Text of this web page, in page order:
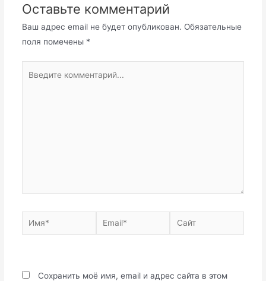
Оставьте комментарий
Ваш адрес email не будет опубликован. Обязательные
поля помечены *
Имя* Email* Сайт
Сохранить моё имя, email и адрес сайта в этом